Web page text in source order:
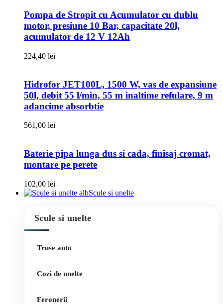
Pompa de Stropit cu Acumulator cu dublu
motor, presiune 10 Bar, capacitate 20l,
acumulator de 12 V 12Ah
224,40 lei
Hidrofor JET100L, 1500 W, vas de expansiune
50l, debit 55 l/min, 55 m inaltime refulare, 9 m
adancime absorbtie
561,00 lei
Baterie pipa lunga dus si cada, finisaj cromat,
montare pe perete
102,00 lei
Scule si unelte
Scule si unelte
Truse auto
Cozi de unelte
Feronerii